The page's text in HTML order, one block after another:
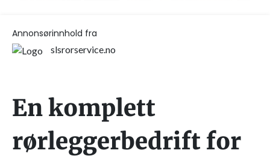
Annonsørinnhold fra
slsrorservice.no
En komplett
rørleggerbedrift for